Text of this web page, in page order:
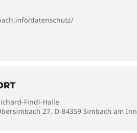
datenschutz/
Findl-Halle
27, D-84359 Simbach am Inn